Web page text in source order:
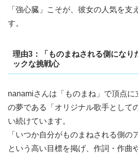
「強心臓」こそが、彼女の人気を支
す。
理由3：「ものまねされる側になり
ックな挑戦心
nanamiさんは「ものまね」で頂点
の夢である「オリジナル歌手として
い続けています。
「いつか自分がものまねされる側の
という高い目標を掲げ、作詞・作曲